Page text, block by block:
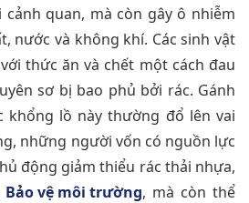
quan, mà còn gây ô nhiễm
nước và không khí. Các sinh vật
thức ăn và chết một cách đau
sơ bị bao phủ bởi rác. Gánh
khổng lồ này thường đổ lên vai
những người vốn có nguồn lực
động giảm thiểu rác thải nhựa,
Bảo vệ môi trường, mà còn thể